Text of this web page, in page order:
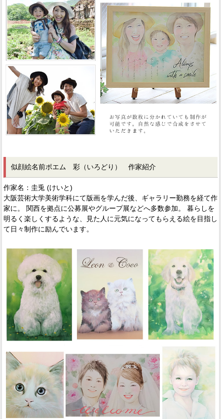
似顔絵名前ポエム 彩（いろどり） 作家紹介
作家名：圭兎 (けいと)
大阪芸術大学美術学科にて版画を学んだ後、ギャラリー勤務を経て作
家に。 関西を拠点に公募展やグループ展などへ多数参加。 暮らしを
明るく楽しくするような、見た人に元気になってもらえる絵を目指し
て日々制作に励んでいます。